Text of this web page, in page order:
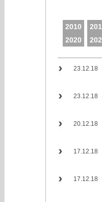
2010
2020
23.12.18
23.12.18
20.12.18
17.12.18
17.12.18